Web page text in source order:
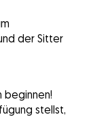
der Sitter
beginnen!
stellst,